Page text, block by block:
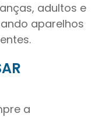
adultos e
aparelhos
a